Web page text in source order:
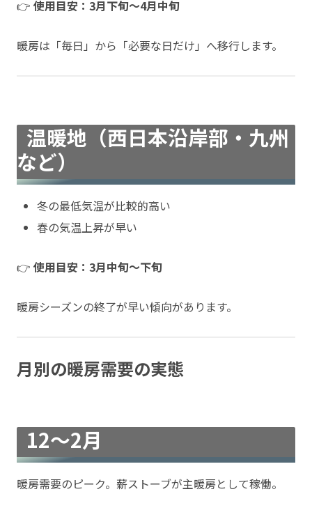
👉 使用目安：3月下旬〜4月中旬
暖房は「毎日」から「必要な日だけ」へ移行します。
温暖地（西日本沿岸部・九州
など）
冬の最低気温が比較的高い
春の気温上昇が早い
👉 使用目安：3月中旬〜下旬
暖房シーズンの終了が早い傾向があります。
月別の暖房需要の実態
12〜2月
暖房需要のピーク。薪ストーブが主暖房として稼働。